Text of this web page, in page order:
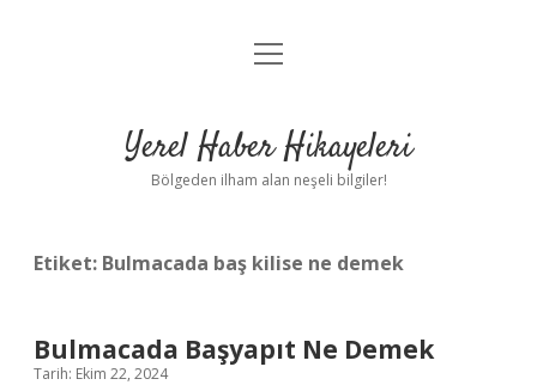
Anasayfa
Yasal Uyarı
menüyü
Yerel Haber Hikayeleri
Bölgeden ilham alan neşeli bilgiler!
Etiket: Bulmacada baş kilise ne demek
Bulmacada Başyapıt Ne Demek
Tarih: Ekim 22, 2024